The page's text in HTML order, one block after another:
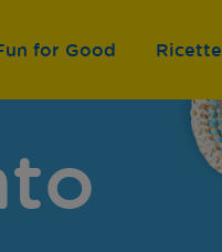
for Good Ricette
to